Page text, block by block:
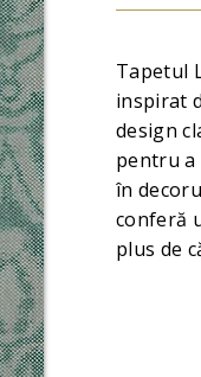
Tapetul
inspirat
design
pentru a
în
conferă
plus de